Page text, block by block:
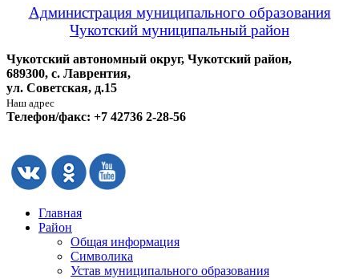
Администрация муниципального образования
Чукотский муниципальный район
Чукотский автономный округ, Чукотский район,
689300, с. Лаврентия,
ул. Советская, д.15
Наш адрес
Телефон/факс: +7 42736 2-28-56
Главная
Район
Общая информация
Символика
Устав муниципального образования